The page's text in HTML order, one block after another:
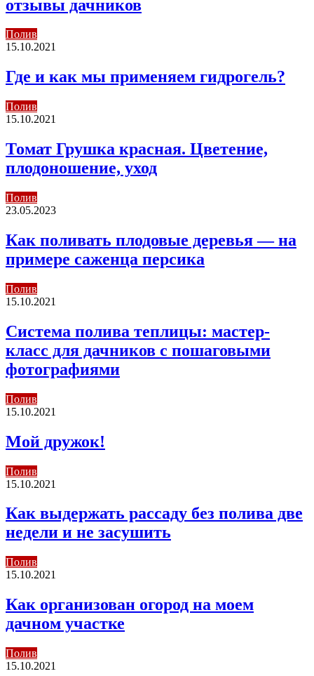
отзывы дачников
Полив
15.10.2021
Где и как мы применяем гидрогель?
Полив
15.10.2021
Томат Грушка красная. Цветение,
плодоношение, уход
Полив
23.05.2023
Как поливать плодовые деревья — на
примере саженца персика
Полив
15.10.2021
Система полива теплицы: мастер-
класс для дачников с пошаговыми
фотографиями
Полив
15.10.2021
Мой дружок!
Полив
15.10.2021
Как выдержать рассаду без полива две
недели и не засушить
Полив
15.10.2021
Как организован огород на моем
дачном участке
Полив
15.10.2021